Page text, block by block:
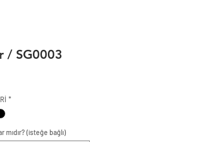
/ SG0003
*
(isteğe bağlı)